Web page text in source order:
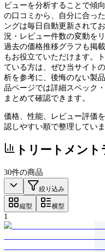
ビューを分析することで傾
の口コミから、自分に合っ
ングは毎日自動更新されて
況・レビュー件数の変動を
過去の価格推移グラフも掲
もお役立ていただけます。
ている方は、ぜひ当サイト
析を参考に、後悔のない製
品ページでは詳細スペック
まとめて確認できます。
価格、性能、レビュー評価
認しやすい順で整理していま
トリートメント
30件の商品
絞り込み
縦型 横型
1